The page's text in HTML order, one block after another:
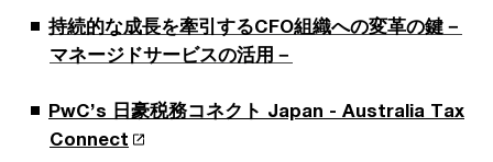
持続的な成長を牽引するCFO組織への変革の鍵－
マネージドサービスの活用－
PwC’s 日豪税務コネクト Japan - Australia Tax
Connect